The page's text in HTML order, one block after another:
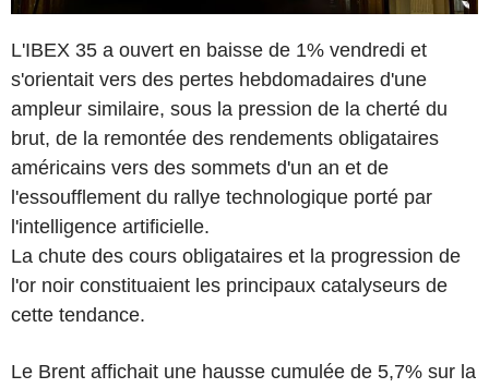
L'IBEX 35 a ouvert en baisse de 1% vendredi et
s'orientait vers des pertes hebdomadaires d'une
ampleur similaire, sous la pression de la cherté du
brut, de la remontée des rendements obligataires
américains vers des sommets d'un an et de
l'essoufflement du rallye technologique porté par
l'intelligence artificielle.
La chute des cours obligataires et la progression de
l'or noir constituaient les principaux catalyseurs de
cette tendance.
Le Brent affichait une hausse cumulée de 5,7% sur la